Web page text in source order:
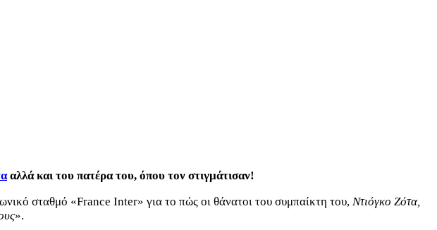
αλλά και του πατέρα του, όπου τον στιγμάτισαν!
σταθμό «France Inter» για το πώς οι θάνατοι του συμπαίκτη του, Ντιόγκο Ζότα,
».